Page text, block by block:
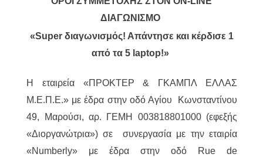
ΔΙΑΓΩΝΙΣΜΟ
«Super διαγωνισμός! Απάντησε και κέρδισε 1
από τα 5 laptop!»
Η εταιρεία «ΠΡΟΚΤΕΡ & ΓΚΑΜΠΛ ΕΛΛΑΣ
M.Ε.Π.Ε.» με έδρα στην οδό Αγίου Κωνσταντίνου
49, Μαρούσι, αρ. ΓΕΜΗ 003818801000 (εφεξής
«Διοργανώτρια») σε συνεργασία με την εταιρία
«Numberly» με έδρα στην οδό Rue de